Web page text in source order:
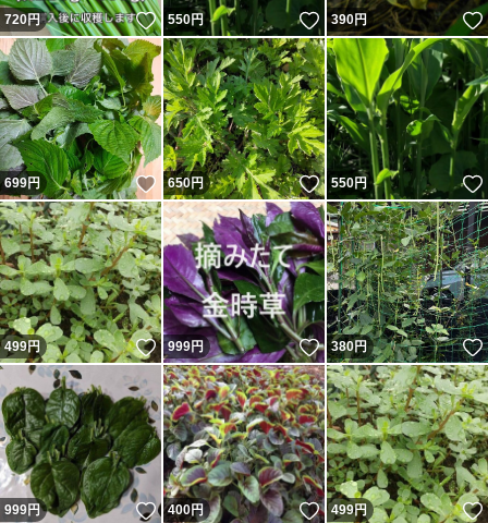
720円 いいね！
550円 いいね！
390円
699円 いいね！
650円 いいね！
550円
499円 いいね！
999円 いいね！
380円
999円 いいね！
400円 いいね！
499円